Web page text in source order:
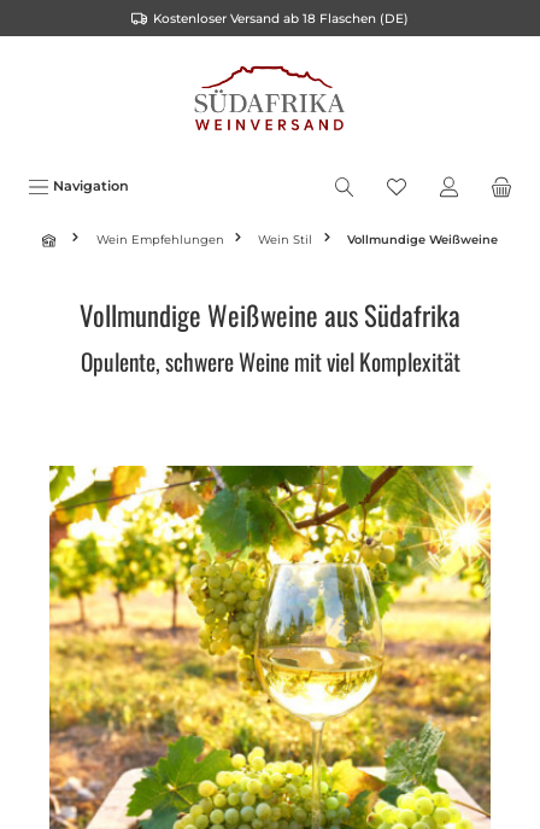
Kostenloser Versand ab 18 Flaschen (DE)
Navigation
Wein Empfehlungen Wein Stil Vollmundige Weißweine
Vollmundige Weißweine aus Südafrika
Opulente, schwere Weine mit viel Komplexität